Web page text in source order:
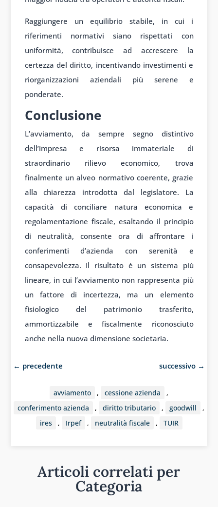
Raggiungere un equilibrio stabile, in cui i
riferimenti normativi siano rispettati con
uniformità, contribuisce ad accrescere la
certezza del diritto, incentivando investimenti e
riorganizzazioni aziendali più serene e
ponderate.
Conclusione
L’avviamento, da sempre segno distintivo
dell’impresa e risorsa immateriale di
straordinario rilievo economico, trova
finalmente un alveo normativo coerente, grazie
alla chiarezza introdotta dal legislatore. La
capacità di conciliare natura economica e
regolamentazione fiscale, esaltando il principio
di neutralità, consente ora di affrontare i
conferimenti d’azienda con serenità e
consapevolezza. Il risultato è un sistema più
lineare, in cui l’avviamento non rappresenta più
un fattore di incertezza, ma un elemento
fisiologico del patrimonio trasferito,
ammortizzabile e fiscalmente riconosciuto
anche nella nuova dimensione societaria.
← precedente successivo →
avviamento , cessione azienda
,
conferimento azienda
, diritto tributario , goodwill
,
ires
, Irpef , neutralità fiscale , TUIR
Articoli correlati per
Categoria